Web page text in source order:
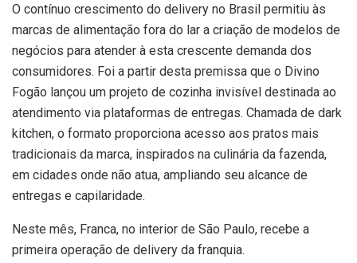
O contínuo crescimento do delivery no Brasil permitiu às
marcas de alimentação fora do lar a criação de modelos de
negócios para atender à esta crescente demanda dos
consumidores. Foi a partir desta premissa que o Divino
Fogão lançou um projeto de cozinha invisível destinada ao
atendimento via plataformas de entregas. Chamada de dark
kitchen, o formato proporciona acesso aos pratos mais
tradicionais da marca, inspirados na culinária da fazenda,
em cidades onde não atua, ampliando seu alcance de
entregas e capilaridade.
Neste mês, Franca, no interior de São Paulo, recebe a
primeira operação de delivery da franquia.